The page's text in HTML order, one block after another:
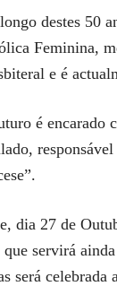
destes 50
Feminina,
e é
é encarado
dia 27 de
que servirá
será celebrada